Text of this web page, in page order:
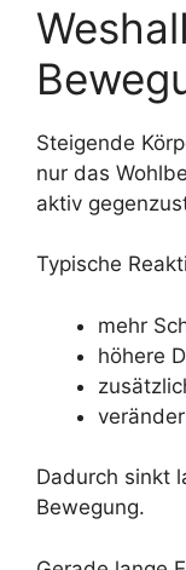
Steigende
nur das
aktiv
Typische
mehr
höhere
Dadurch sinkt
Bewegung.